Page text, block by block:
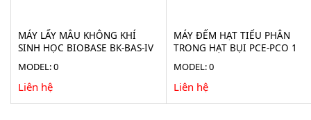
MÁY LẤY MẪU KHÔNG KHÍ
SINH HỌC BIOBASE BK-BAS-IV
MODEL: 0
Liên hệ
MÁY ĐẾM HẠT TIỂU PHÂN
TRONG HẠT BỤI PCE-PCO 1
MODEL: 0
Liên hệ